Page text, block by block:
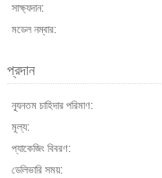
সাক্ষ্যদান:
মডেল নম্বার:
প্রদান
ন্যূনতম চাহিদার পরিমাণ:
মূল্য:
প্যাকেজিং বিবরণ:
ডেলিভারি সময়: